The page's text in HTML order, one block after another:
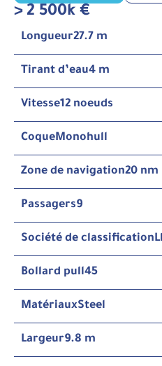
> 2 500k €
Longueur27.7 m
Tirant d’eau4 m
Vitesse12 noeuds
CoqueMonohull
Zone de navigation20 nm
Passagers9
Société de classification
Bollard pull45
MatériauxSteel
Largeur9.8 m